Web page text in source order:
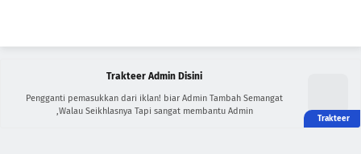
Trakteer Admin Disini
Pengganti pemasukkan dari iklan! biar Admin Tambah Semangat
,Walau Seikhlasnya Tapi sangat membantu Admin